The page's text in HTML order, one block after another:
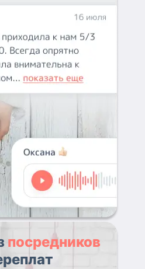
посредников